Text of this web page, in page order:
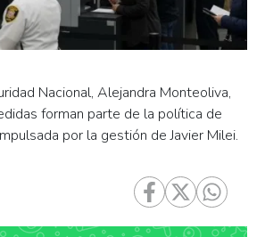
Nacional, Alejandra Monteoliva,
forman parte de la política de
por la gestión de Javier Milei.